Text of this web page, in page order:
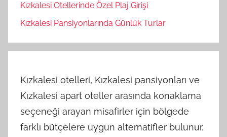
Kızkalesi Otellerinde Özel Plaj Girişi
Kızkalesi Pansiyonlarında Günlük Turlar
Kızkalesi otelleri, Kızkalesi pansiyonları ve
Kızkalesi apart oteller arasında konaklama
seçeneği arayan misafirler için bölgede
farklı bütçelere uygun alternatifler bulunur.